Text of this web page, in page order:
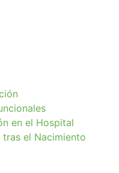
en el Hospital
el Nacimiento